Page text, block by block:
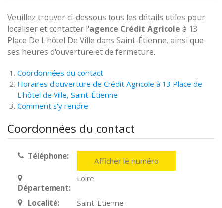
Veuillez trouver ci-dessous tous les détails utiles pour
localiser et contacter l'agence Crédit Agricole à 13
Place De L'hôtel De Ville dans Saint-Étienne, ainsi que
ses heures d'ouverture et de fermeture.
Coordonnées du contact
Horaires d'ouverture de Crédit Agricole à 13 Place de
L'hôtel de Ville, Saint-Étienne
Comment s'y rendre
Coordonnées du contact
Téléphone: Afficher le numéro
Département:
Loire
Localité:
Saint-Etienne